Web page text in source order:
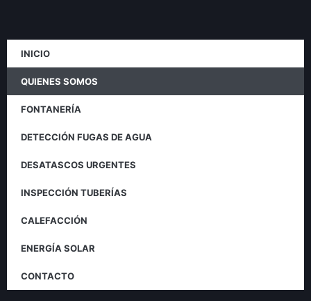
INICIO
QUIENES SOMOS
FONTANERÍA
DETECCIÓN FUGAS DE AGUA
DESATASCOS URGENTES
INSPECCIÓN TUBERÍAS
CALEFACCIÓN
ENERGÍA SOLAR
CONTACTO